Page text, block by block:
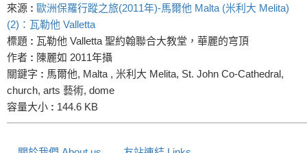
來源 : 歐洲保羅行蹤之旅(2011年)-馬爾他 Malta (米利大 Melita)
(2)：瓦勒他 Valletta
標題 : 瓦勒他 Valletta 聖約翰聯合大教堂，華麗的穹頂
作者 : 陳麗如 2011年攝
關鍵字 : 馬爾他, Malta , 米利大 Melita, St. John Co-Cathedral,
church, arts 藝術, dome
容量大小 : 144.6 KB